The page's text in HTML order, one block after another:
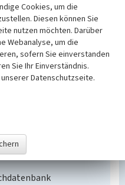
2023)
Cookies, um die
Diesen können Sie
nutzen möchten. Darüber
Webanalyse, um die
sofern Sie einverstanden
Sie Ihr Einverständnis.
Datenschutzseite.